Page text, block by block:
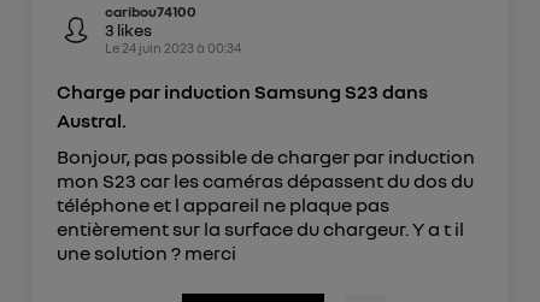
caribou74100
3 likes
Le 24 juin 2023 à 00:34
Charge par induction Samsung S23 dans
Austral.
Bonjour, pas possible de charger par induction
mon S23 car les caméras dépassent du dos du
téléphone et l appareil ne plaque pas
entièrement sur la surface du chargeur. Y a t il
une solution ? merci